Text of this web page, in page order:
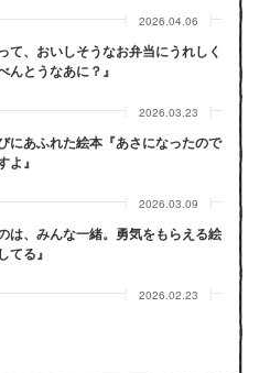
2026.04.06
て、おいしそうなお弁当にうれしく
とうなあに？』
2026.03.23
にあふれた絵本『あさになったので
よ』
2026.03.09
は、みんな一緒。勇気をもらえる絵
てる』
2026.02.23